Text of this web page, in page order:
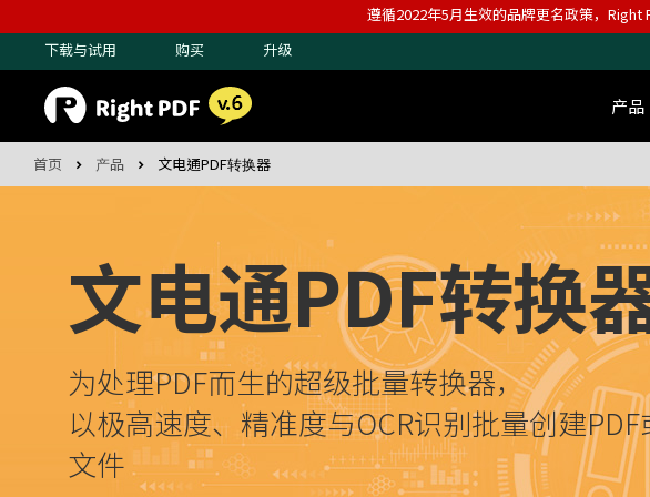
遵循2022年5月生效的品牌更名政策，Right
下载与试用
购买 升级
产品
首页 产品 文电通PDF转换器
文电通PDF转换
为处理PDF而生的超级批量转换器，
以极高速度、精准度与OCR识别批量创建
文件